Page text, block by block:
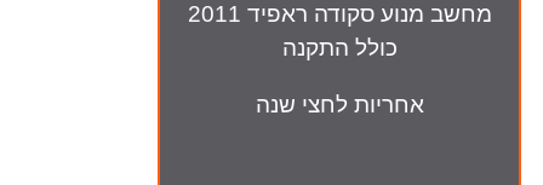
מחשב מנוע סקודה ראפיד 2011
כולל התקנה
אחריות לחצי שנה